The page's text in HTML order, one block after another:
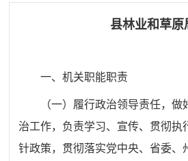
县林业和草原
一、机关职能职责
（一）履行政治领导责任，
治工作，负责学习、宣传、贯彻执
针政策，贯彻落实党中央、省委、